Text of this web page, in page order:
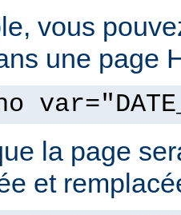
vous
une page
la page
et